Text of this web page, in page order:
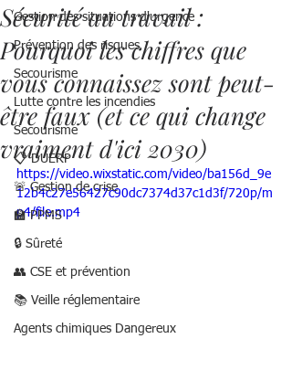
Gestion des situations d'urgence
Prévention des risques
Secourisme
Lutte contre les incendies
Secourisme
📋 DUERP
🚨 Gestion de crise
🏫 PPMS
🔒 Sûreté
👥 CSE et prévention
📚 Veille réglementaire
Agents chimiques Dangereux
Sécurité au travail :
Pourquoi les chiffres que
vous connaissez sont peut-
être faux (et ce qui change
vraiment d'ici 2030)
https://video.wixstatic.com/video/ba156d_9e
12b4c27e56427c90dc7374d37c1d3f/720p/m
p4/file.mp4